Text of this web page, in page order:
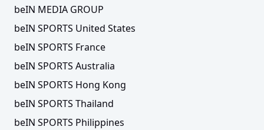
beIN MEDIA GROUP
beIN SPORTS United States
beIN SPORTS France
beIN SPORTS Australia
beIN SPORTS Hong Kong
beIN SPORTS Thailand
beIN SPORTS Philippines